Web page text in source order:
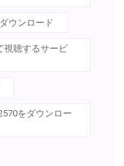
ウンロード
視聴するサービ
をダウンロー